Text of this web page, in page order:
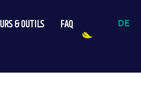
& OUTILS FAQ DE